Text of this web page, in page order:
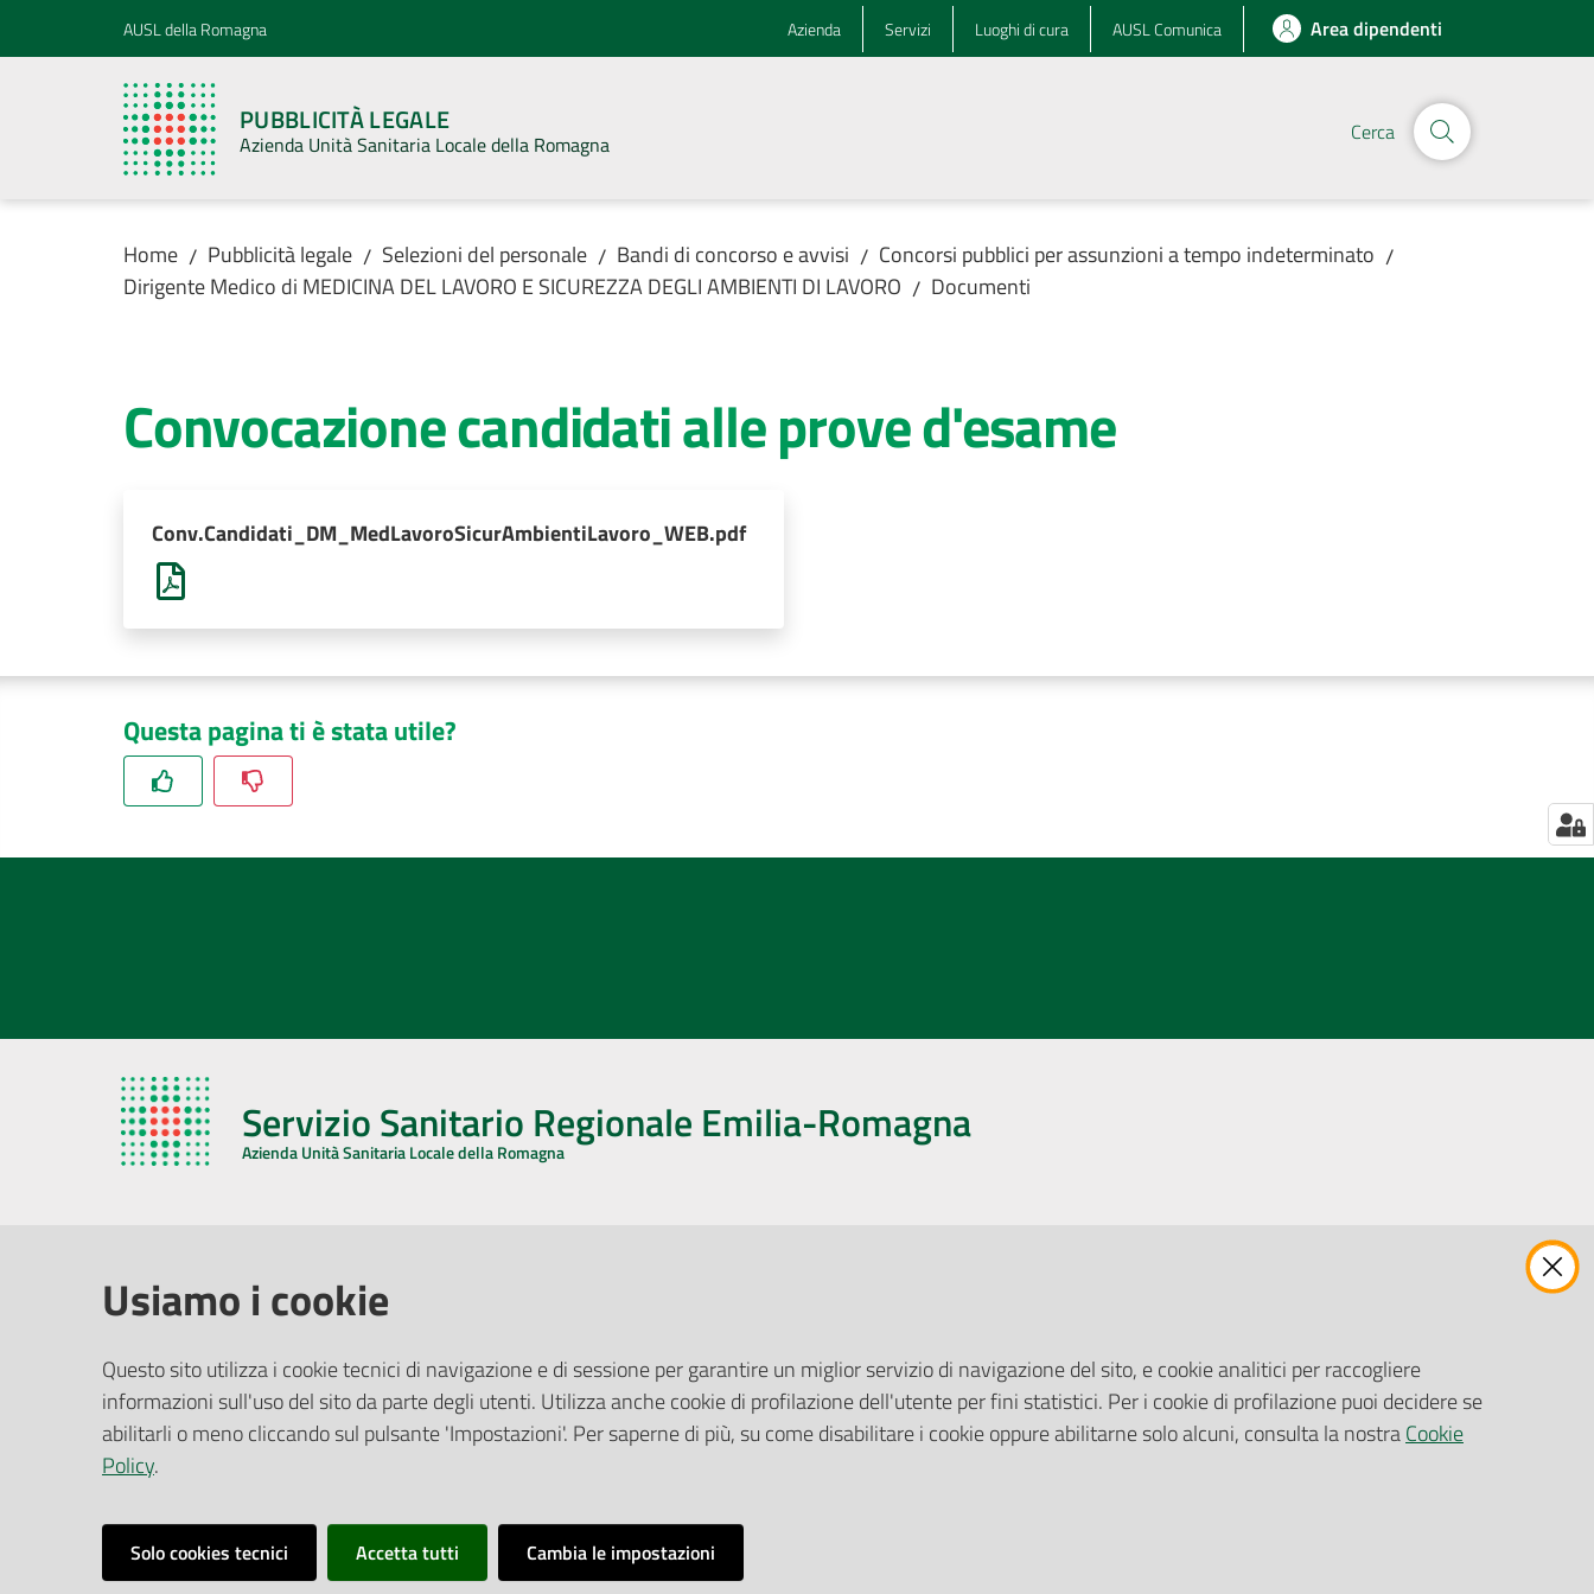
Vai al contenuto
Vai alla navigazioneAUSL della Romagna Azienda Servizi Luoghi di cura AUSL Comunica Area dipendenti
PUBBLICITÀ LEGALE
Azienda Unità Sanitaria Locale della Romagna Cerca
Home / Pubblicità legale / Selezioni del personale / Bandi di concorso e avvisi / Concorsi pubblici per assunzioni a tempo indeterminato /
Dirigente Medico di MEDICINA DEL LAVORO E SICUREZZA DEGLI AMBIENTI DI LAVORO / Documenti
Convocazione candidati alle prove d'esame
Conv.Candidati_DM_MedLavoroSicurAmbientiLavoro_WEB.pdf
Questa pagina ti è stata utile?
Servizio Sanitario Regionale Emilia-Romagna
Azienda Unità Sanitaria Locale della Romagna
Via De Gasperi, 8 - 48121 Ravenna (RA)
CF/P.IVA:02483810392
PEC:
azienda@pec.auslromagna.it
Ufficio Relazioni con il Pubblico
Riferimenti per la Stampa
Pubblicità legale
Albo Pretorio
Privacy Policy
Attuazione Misure PNRR
Gare e Appalti
Richiesta Patrocinio
Usiamo i cookie
Questo sito utilizza i cookie tecnici di navigazione e di sessione per garantire un miglior servizio di navigazione del sito, e cookie analitici per raccogliere
informazioni sull'uso del sito da parte degli utenti. Utilizza anche cookie di profilazione dell'utente per fini statistici. Per i cookie di profilazione puoi decidere se
abilitarli o meno cliccando sul pulsante 'Impostazioni'. Per saperne di più, su come disabilitare i cookie oppure abilitarne solo alcuni, consulta la nostraCookie
Policy.
Solo cookies tecnici Accetta tutti Cambia le impostazioni